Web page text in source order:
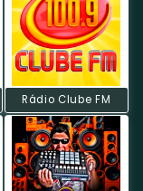
Rádio Clube FM